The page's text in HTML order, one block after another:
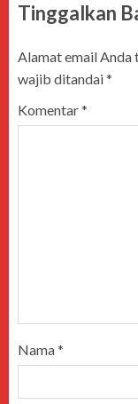
Tinggalkan
Alamat email
wajib ditandai*
Komentar*
Nama*